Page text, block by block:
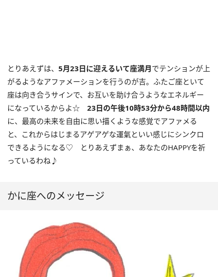
とりあえずは、 5月23日に迎えるいて座満月でテンションが上
がるようなアファメーションを行うのが吉。ふたご座といて
座は向き合うサインで、お互いを助け合うようなエネルギー
になっているからよ☆ 23日の午後10時53分から48時間以内
に、最高の未来を自由に思い描くような感覚でアファメる
と、これからはじまるアゲアゲな運氣といい感じにシンクロ
できるようになる♡ とりあえずまぁ、あなたのHAPPYを祈
っているわね♪
かに座へのメッセージ